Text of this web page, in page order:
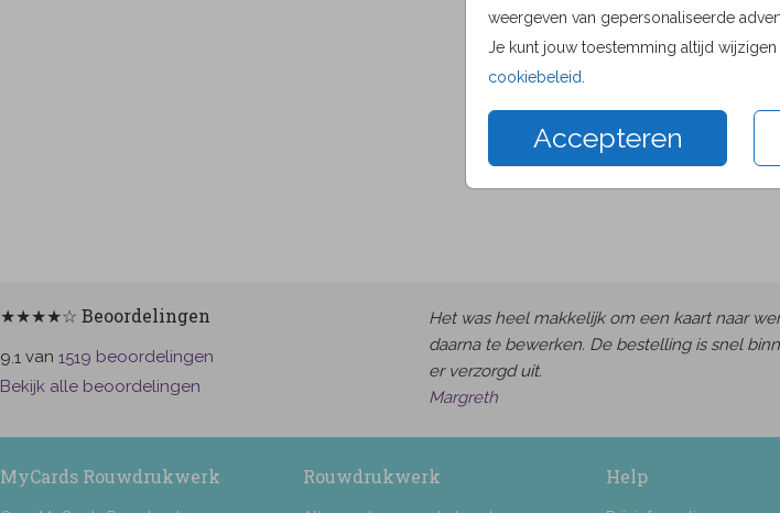
weergeven van gepersonaliseerde
Je kunt jouw toestemming altijd
cookiebeleid
Accepteren
★★★★☆ Beoordelingen
9.1 van 1519 beoordelingen
Bekijk alle beoordelingen
Het was heel makkelijk om een kaart naar
daarna te bewerken. De bestelling is snel
er verzorgd uit.
Margreth
MyCards Rouwdrukwerk Rouwdrukwerk Help